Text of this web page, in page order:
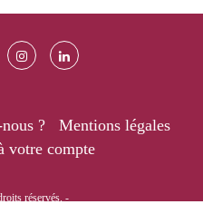
?
Mentions légales
votre compte
réservés. -